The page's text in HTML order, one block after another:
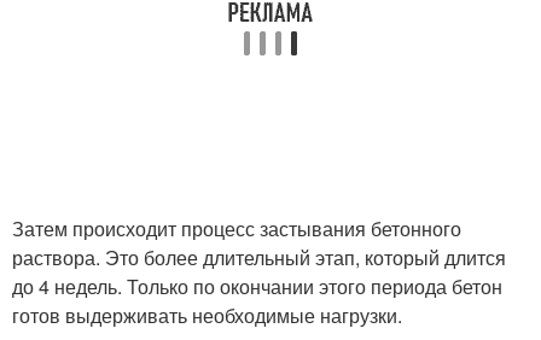
Затем происходит процесс застывания бетонного
раствора. Это более длительный этап, который длится
до 4 недель. Только по окончании этого периода бетон
готов выдерживать необходимые нагрузки.